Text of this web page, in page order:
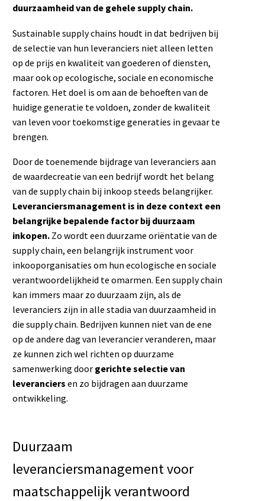
duurzaamheid van de gehele supply chain.
Sustainable supply chains houdt in dat bedrijven bij
de selectie van hun leveranciers niet alleen letten
op de prijs en kwaliteit van goederen of diensten,
maar ook op ecologische, sociale en economische
factoren. Het doel is om aan de behoeften van de
huidige generatie te voldoen, zonder de kwaliteit
van leven voor toekomstige generaties in gevaar te
brengen.
Door de toenemende bijdrage van leveranciers aan
de waardecreatie van een bedrijf wordt het belang
van de supply chain bij inkoop steeds belangrijker.
Leveranciersmanagement is in deze context een
belangrijke bepalende factor bij duurzaam
inkopen. Zo wordt een duurzame oriëntatie van de
supply chain, een belangrijk instrument voor
inkooporganisaties om hun ecologische en sociale
verantwoordelijkheid te omarmen. Een supply chain
kan immers maar zo duurzaam zijn, als de
leveranciers zijn in alle stadia van duurzaamheid in
die supply chain. Bedrijven kunnen niet van de ene
op de andere dag van leverancier veranderen, maar
ze kunnen zich wel richten op duurzame
samenwerking door gerichte selectie van
leveranciers en zo bijdragen aan duurzame
ontwikkeling.
Duurzaam
leveranciersmanagement voor
maatschappelijk verantwoord